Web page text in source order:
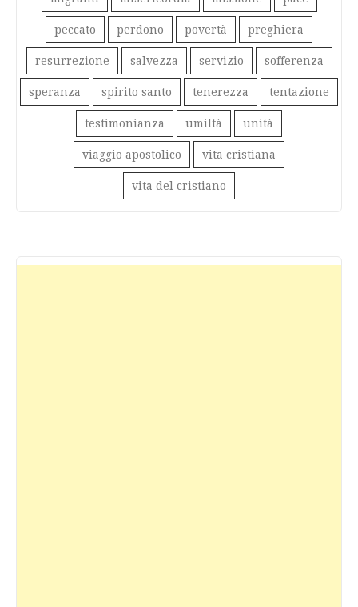
peccato perdono povertà preghiera
resurrezione salvezza servizio sofferenza
speranza spirito santo tenerezza tentazione
testimonianza umiltà unità
viaggio apostolico vita cristiana
vita del cristiano